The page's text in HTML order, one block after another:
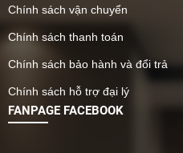
Chính sách vận chuyển
Chính sách thanh toán
Chính sách bảo hành và đổi trả
Chính sách hỗ trợ đại lý
FANPAGE FACEBOOK